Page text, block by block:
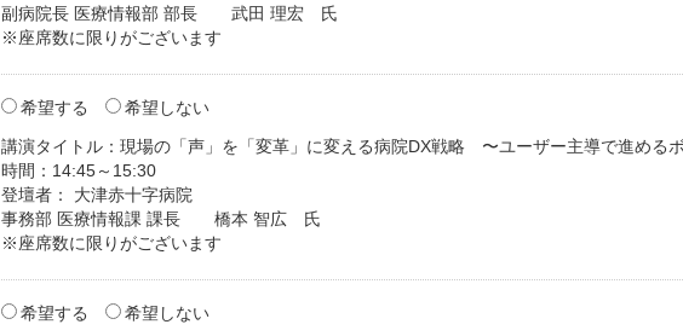
副病院長 医療情報部 部長　　武田 理宏　氏
※座席数に限りがございます
希望する
希望しない
講演タイトル：現場の「声」を「変革」に変える病院DX戦略　〜ユーザー主導で進める
時間：14:45～15:30
登壇者： 大津赤十字病院
事務部 医療情報課 課長　　橋本 智広　氏
※座席数に限りがございます
希望する
希望しない